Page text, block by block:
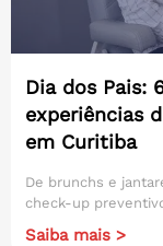
Dia dos Pais:
experiências
em Curitiba
De brunchs e
check-up
Saiba mais >